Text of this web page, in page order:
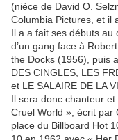
(nièce de David O.
Columbia Pictures, et il
Il a a fait ses débuts au
d’un gang face à
the Docks (1956), puis
DES CINGLES, LES
et LE SALAIRE DE LA
Il sera donc chanteur
Cruel World », écrit par
place du Billboard Hot